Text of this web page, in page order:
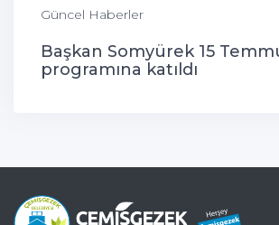
Güncel Haberler
Başkan Somyürek 15
programına katıldı